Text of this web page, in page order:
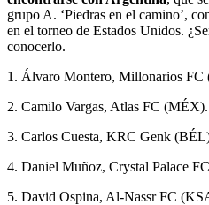
grupo A. ‘Piedras en el camino’,
en el torneo de Estados Unidos.
conocerlo.
1. Álvaro Montero, Millonarios FC
2. Camilo Vargas, Atlas FC (MÉX).
3. Carlos Cuesta, KRC Genk
4. Daniel Muñoz, Crystal Palace
5. David Ospina, Al-Nassr FC